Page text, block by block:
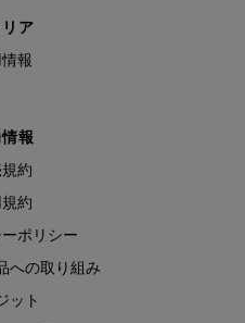
ア
報
報
約
約
ポリシー
への取り組み
ット